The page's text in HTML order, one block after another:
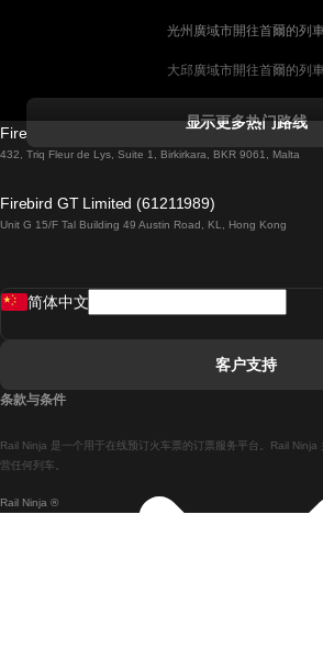
光州廣域市開往首爾的列
大邱廣域市開往首爾的列
都柏林開往戈尔韦的列車
羅馬開往拿坡里的列車
馬德里開往巴塞罗那的列車
显示更多热门路线
Firebird GT Limited (OC 1451)
432, Triq Fleur de Lys, Suite 1, Birkirkara, BKR 9061, Malta
Firebird GT Limited (61211989)
Unit G 15/F Tal Building 49 Austin Road, KL, Hong Kong
Rail Ninja ®
Rail Ninja 是一个用于在线预订火车票的订票服务平台。Rail Ninja
营任何列车。
简体中文
客户支持
条款与条件